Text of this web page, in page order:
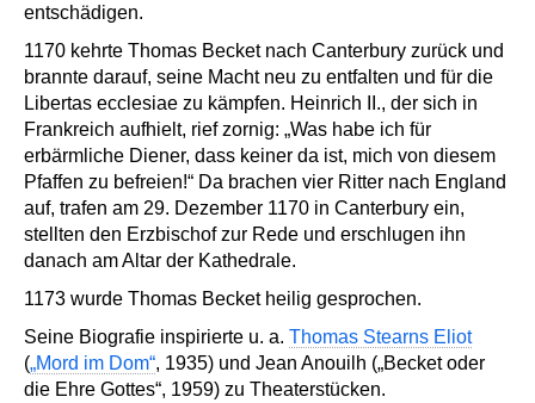
entschädigen.
1170 kehrte Thomas Becket nach Canterbury zurück und
brannte darauf, seine Macht neu zu entfalten und für die
Libertas ecclesiae zu kämpfen. Heinrich II., der sich in
Frankreich aufhielt, rief zornig: „Was habe ich für
erbärmliche Diener, dass keiner da ist, mich von diesem
Pfaffen zu befreien!“ Da brachen vier Ritter nach England
auf, trafen am 29. Dezember 1170 in Canterbury ein,
stellten den Erzbischof zur Rede und erschlugen ihn
danach am Altar der Kathedrale.
1173 wurde Thomas Becket heilig gesprochen.
Seine Biografie inspirierte u. a. Thomas Stearns Eliot
(„Mord im Dom“, 1935) und Jean Anouilh („Becket oder
die Ehre Gottes“, 1959) zu Theaterstücken.